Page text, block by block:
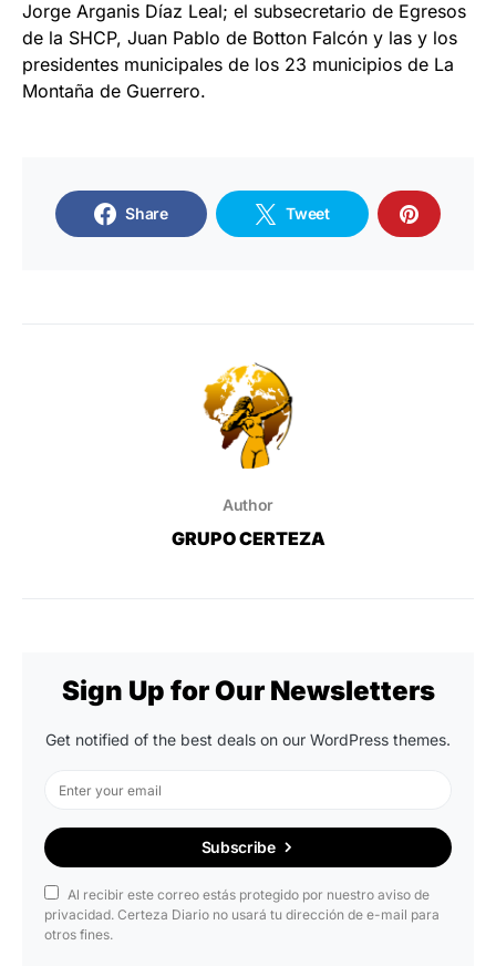
Jorge Arganis Díaz Leal; el subsecretario de Egresos
de la SHCP, Juan Pablo de Botton Falcón y las y los
presidentes municipales de los 23 municipios de La
Montaña de Guerrero.
Share Tweet
Author
GRUPO CERTEZA
Sign Up for Our Newsletters
Get notified of the best deals on our WordPress themes.
Subscribe
Al recibir este correo estás protegido por nuestro aviso de
privacidad. Certeza Diario no usará tu dirección de e-mail para
otros fines.